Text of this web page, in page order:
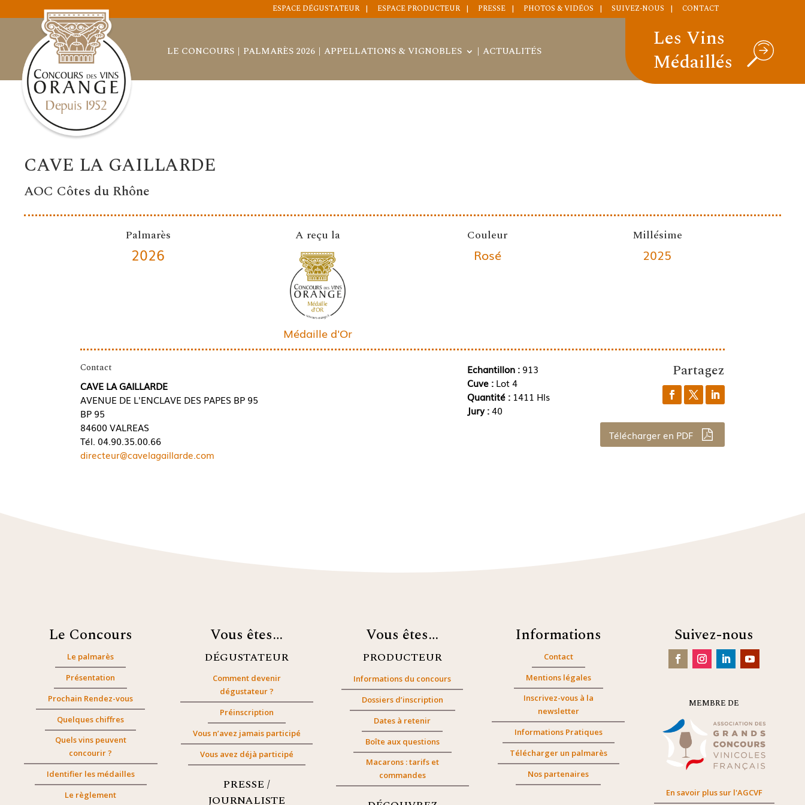
ESPACE DÉGUSTATEUR ESPACE PRODUCTEUR PRESSE PHOTOS & VIDÉOS SUIVEZ-NOUS CONTACT
LE CONCOURS PALMARÈS 2026 APPELLATIONS & VIGNOBLES ACTUALITÉS
Les Vins
Médaillés
CAVE LA GAILLARDE
AOC Côtes du Rhône
Palmarès
2026
A reçu la
Médaille d'Or
Couleur
Rosé
Millésime
2025
Contact
CAVE LA GAILLARDE
AVENUE DE L'ENCLAVE DES PAPES BP 95
BP 95
84600 VALREAS
Tél. 04.90.35.00.66
directeur@cavelagaillarde.com
Echantillon :913
Cuve : Lot 4
Quantité : 1411 Hls
Jury :40
Partagez
Télécharger en PDF
Le Concours
Le palmarès
Présentation
Prochain Rendez-vous
Quelques chiffres
Quels vins peuvent
concourir ?
Identifier les médailles
Le règlement
Vous êtes…
DÉGUSTATEUR
Comment devenir
dégustateur ?
Préinscription
Vous n’avez jamais participé
Vous avez déjà participé
PRESSE /
JOURNALISTE
Vous êtes…
PRODUCTEUR
Informations du concours
Dossiers d’inscription
Dates à retenir
Boîte aux questions
Macarons : tarifs et
commandes
Informations
Contact
Mentions légales
Inscrivez-vous à la
newsletter
Informations Pratiques
Télécharger un palmarès
Nos partenaires
Suivez-nous
MEMBRE DE
En savoir plus sur l'AGCVF